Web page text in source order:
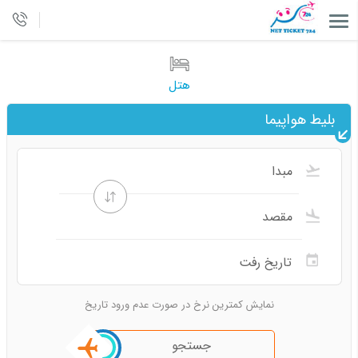
هتل
بلیط هواپیما
نمایش کمترین نرخ در صورت عدم ورود تاریخ
جستجو